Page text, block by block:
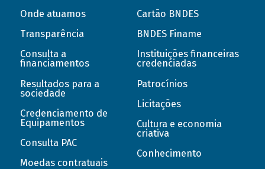
Onde atuamos
Transparência
Consulta a
financiamentos
Resultados para a
sociedade
Credenciamento de
Equipamentos
Consulta PAC
Moedas contratuais
Cartão BNDES
BNDES Finame
Instituições financeiras
credenciadas
Patrocínios
Licitações
Cultura e economia
criativa
Conhecimento